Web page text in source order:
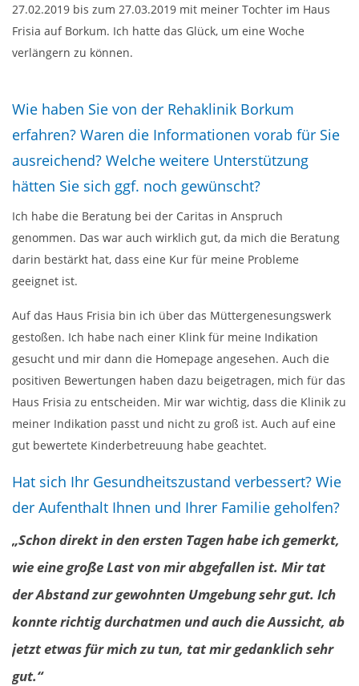
27.02.2019 bis zum 27.03.2019 mit meiner Tochter im Haus
Frisia auf Borkum. Ich hatte das Glück, um eine Woche
verlängern zu können.
Wie haben Sie von der Rehaklinik Borkum
erfahren? Waren die Informationen vorab für Sie
ausreichend? Welche weitere Unterstützung
hätten Sie sich ggf. noch gewünscht?
Ich habe die Beratung bei der Caritas in Anspruch
genommen. Das war auch wirklich gut, da mich die Beratung
darin bestärkt hat, dass eine Kur für meine Probleme
geeignet ist.
Auf das Haus Frisia bin ich über das Müttergenesungswerk
gestoßen. Ich habe nach einer Klink für meine Indikation
gesucht und mir dann die Homepage angesehen. Auch die
positiven Bewertungen haben dazu beigetragen, mich für das
Haus Frisia zu entscheiden. Mir war wichtig, dass die Klinik zu
meiner Indikation passt und nicht zu groß ist. Auch auf eine
gut bewertete Kinderbetreuung habe geachtet.
Hat sich Ihr Gesundheitszustand verbessert? Wie
der Aufenthalt Ihnen und Ihrer Familie geholfen?
„Schon direkt in den ersten Tagen habe ich gemerkt,
wie eine große Last von mir abgefallen ist. Mir tat
der Abstand zur gewohnten Umgebung sehr gut. Ich
konnte richtig durchatmen und auch die Aussicht, ab
jetzt etwas für mich zu tun, tat mir gedanklich sehr
gut.“